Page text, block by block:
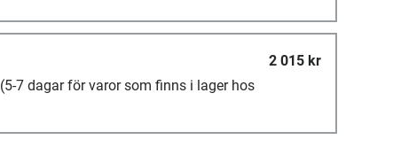
2 015 kr
(5-7 dagar för varor som finns i lager hos